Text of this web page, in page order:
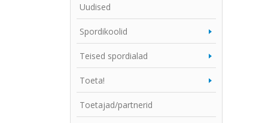
Uudised
Spordikoolid
Teised spordialad
Toeta!
Toetajad/partnerid